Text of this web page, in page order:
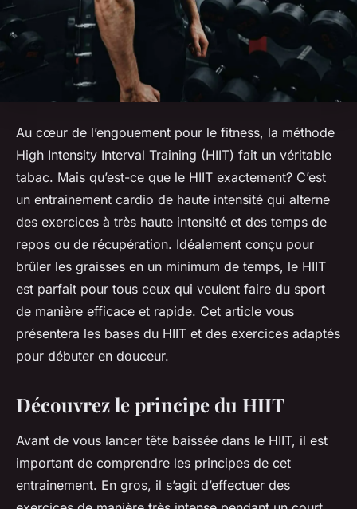
Au cœur de l’engouement pour le fitness, la méthode
High Intensity Interval Training (HIIT) fait un véritable
tabac. Mais qu’est-ce que le HIIT exactement? C’est
un entrainement cardio de haute intensité qui alterne
des exercices à très haute intensité et des temps de
repos ou de récupération. Idéalement conçu pour
brûler les graisses en un minimum de temps, le HIIT
est parfait pour tous ceux qui veulent faire du sport
de manière efficace et rapide. Cet article vous
présentera les bases du HIIT et des exercices adaptés
pour débuter en douceur.
Découvrez le principe du HIIT
Avant de vous lancer tête baissée dans le HIIT, il est
important de comprendre les principes de cet
entrainement. En gros, il s’agit d’effectuer des